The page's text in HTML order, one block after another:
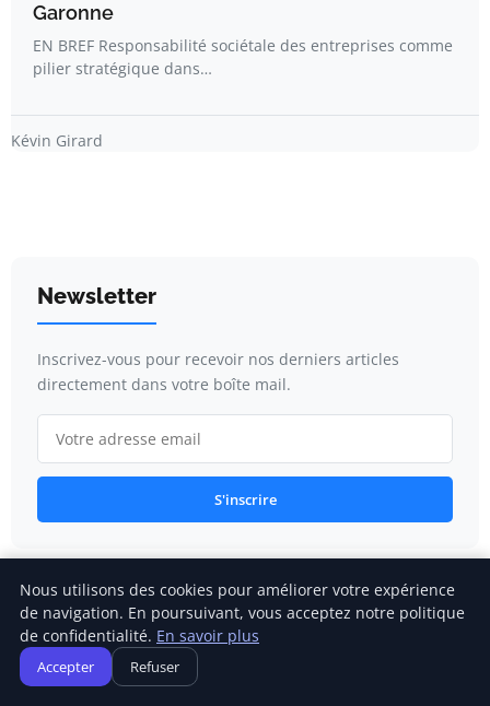
Garonne
EN BREF Responsabilité sociétale des entreprises comme
pilier stratégique dans…
Kévin Girard
Newsletter
Inscrivez-vous pour recevoir nos derniers articles
directement dans votre boîte mail.
S'inscrire
Catégories
Changement climatique
Nous utilisons des cookies pour améliorer votre expérience
de navigation. En poursuivant, vous acceptez notre politique
de confidentialité. En savoir plus
Accepter Refuser